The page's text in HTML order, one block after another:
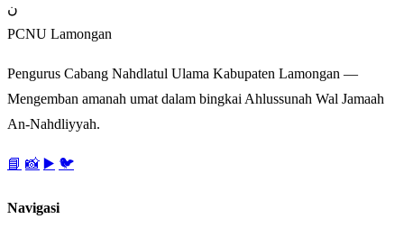
ن
PCNU Lamongan
Pengurus Cabang Nahdlatul Ulama Kabupaten Lamongan —
Mengemban amanah umat dalam bingkai Ahlussunah Wal Jamaah
An-Nahdliyyah.
📘 📸 ▶️ 🐦
Navigasi